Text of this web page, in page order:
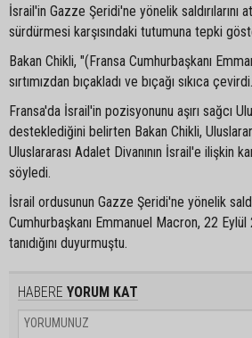
İsrail'in Gazze Şeridi'ne yönelik saldırılarını
sürdürmesi karşısındaki tutumuna tepki
Bakan Chikli, "(Fransa Cumhurbaşkanı
sırtımızdan bıçakladı ve bıçağı sıkıca
Fransa'da İsrail'in pozisyonunu aşırı sağcı
desteklediğini belirten Bakan Chikli,
Uluslararası Adalet Divanının İsrail'e ilişkin
söyledi.
İsrail ordusunun Gazze Şeridi'ne yönelik
Cumhurbaşkanı Emmanuel Macron, 22
tanıdığını duyurmuştu.
HABERE YORUM KAT